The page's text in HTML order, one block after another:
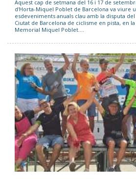
Aquest cap de setmana del 16 i 17 de
d'Horta-Miquel Poblet de Barcelona va viure
esdeveniments anuals clau amb la disputa
Ciutat de Barcelona de ciclisme en pista, en
Memorial Miquel Poblet....